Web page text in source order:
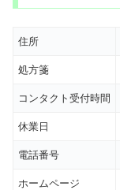
住所
処方箋
コンタクト受付時間
休業日
電話番号
ホームページ